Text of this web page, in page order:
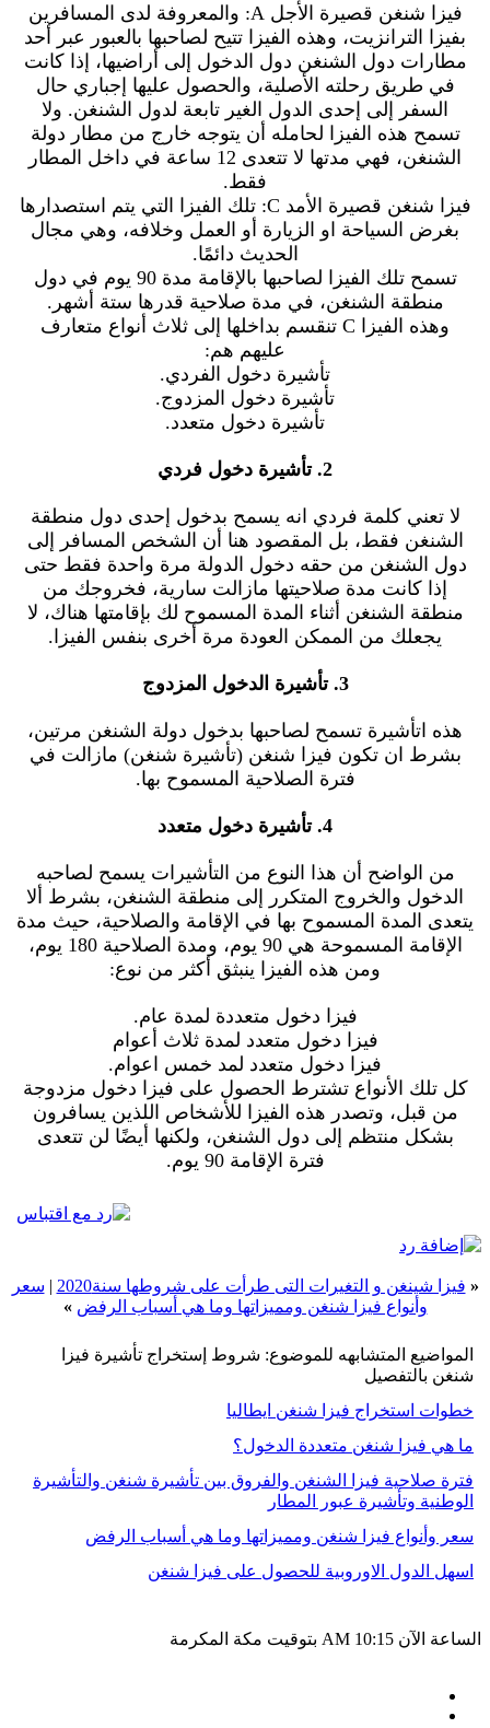
فيزا شنغن قصيرة الأجل A: والمعروفة لدى المسافرين
بفيزا الترانزيت، وهذه الفيزا تتيح لصاحبها بالعبور عبر أحد
مطارات دول الشنغن دول الدخول إلى أراضيها، إذا كانت
في طريق رحلته الأصلية، والحصول عليها إجباري حال
السفر إلى إحدى الدول الغير تابعة لدول الشنغن. ولا
تسمح هذه الفيزا لحامله أن يتوجه خارج من مطار دولة
الشنغن، فهي مدتها لا تتعدى 12 ساعة في داخل المطار
فقط.
فيزا شنغن قصيرة الأمد C: تلك الفيزا التي يتم استصدارها
بغرض السياحة او الزيارة أو العمل وخلافه، وهي مجال
الحديث دائمًا.
تسمح تلك الفيزا لصاحبها بالإقامة مدة 90 يوم في دول
منطقة الشنغن، في مدة صلاحية قدرها ستة أشهر.
وهذه الفيزا C تنقسم بداخلها إلى ثلاث أنواع متعارف
عليهم هم:
تأشيرة دخول الفردي.
تأشيرة دخول المزدوج.
تأشيرة دخول متعدد.
2. تأشيرة دخول فردي
لا تعني كلمة فردي انه يسمح بدخول إحدى دول منطقة
الشنغن فقط، بل المقصود هنا أن الشخص المسافر إلى
دول الشنغن من حقه دخول الدولة مرة واحدة فقط حتى
إذا كانت مدة صلاحيتها مازالت سارية، فخروجك من
منطقة الشنغن أثناء المدة المسموح لك بإقامتها هناك، لا
يجعلك من الممكن العودة مرة أخرى بنفس الفيزا.
3. تأشيرة الدخول المزدوج
هذه اتأشيرة تسمح لصاحبها بدخول دولة الشنغن مرتين،
بشرط ان تكون فيزا شنغن (تأشيرة شنغن) مازالت في
فترة الصلاحية المسموح بها.
4. تأشيرة دخول متعدد
من الواضح أن هذا النوع من التأشيرات يسمح لصاحبه
الدخول والخروج المتكرر إلى منطقة الشنغن، بشرط ألا
يتعدى المدة المسموح بها في الإقامة والصلاحية، حيث مدة
الإقامة المسموحة هي 90 يوم، ومدة الصلاحية 180 يوم،
ومن هذه الفيزا ينبثق أكثر من نوع:
فيزا دخول متعددة لمدة عام.
فيزا دخول متعدد لمدة ثلاث أعوام
فيزا دخول متعدد لمد خمس اعوام.
كل تلك الأنواع تشترط الحصول على فيزا دخول مزدوجة
من قبل، وتصدر هذه الفيزا للأشخاص اللذين يسافرون
بشكل منتظم إلى دول الشنغن، ولكنها أيضًا لن تتعدى
فترة الإقامة 90 يوم.
« فيزا شينغن و التغيرات التى طرأت على شروطها سنة2020 | سعر
وأنواع فيزا شنغن ومميزاتها وما هي أسباب الرفض »
المواضيع المتشابهه للموضوع: شروط إستخراج تأشيرة فيزا
شنغن بالتفصيل
خطوات استخراج فيزا شنغن ايطاليا
ما هي فيزا شنغن متعددة الدخول؟
فترة صلاحية فيزا الشنغن والفروق بين تأشيرة شنغن والتأشيرة
الوطنية وتأشيرة عبور المطار
سعر وأنواع فيزا شنغن ومميزاتها وما هي أسباب الرفض
اسهل الدول الاوروبية للحصول على فيزا شنغن
الساعة الآن 10:15 AM بتوقيت مكة المكرمة